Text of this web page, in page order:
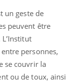
un geste de
peuvent être
personnes,
se couvrir la
ou de toux, ainsi